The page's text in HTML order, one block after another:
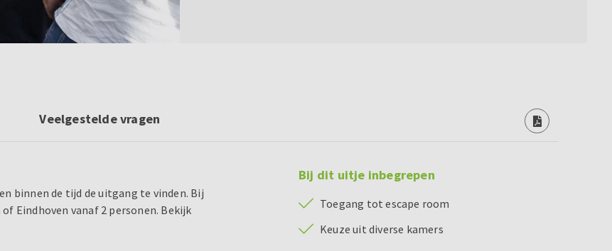
Veelgestelde vragen
binnen de tijd de uitgang te vinden. Bij
Eindhoven vanaf 2 personen. Bekijk
Bij dit uitje inbegrepen
Toegang tot escape room
Keuze uit diverse kamers